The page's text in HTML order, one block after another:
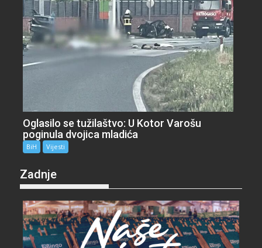
Oglasilo se tužilaštvo: U Kotor Varošu
poginula dvojica mladića
BiH Vijesti
Zadnje